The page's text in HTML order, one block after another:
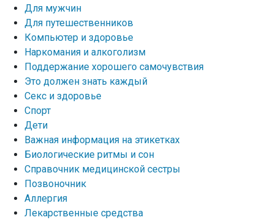
Для мужчин
Для путешественников
Компьютер и здоровье
Наркомания и алкоголизм
Поддержание хорошего самочувствия
Это должен знать каждый
Секс и здоровье
Спорт
Дети
Важная информация на этикетках
Биологические ритмы и сон
Справочник медицинской сестры
Позвоночник
Аллергия
Лекарственные средства